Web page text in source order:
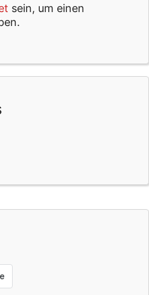
sein, um einen